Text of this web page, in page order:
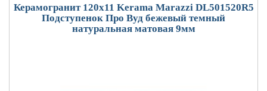
Керамогранит 120x11 Kerama Marazzi DL501520R5
Подступенок Про Вуд бежевый темный
натуральная матовая 9мм